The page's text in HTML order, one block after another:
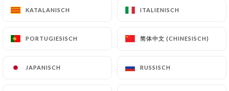
KATALANISCH ITALIENISCH
PORTUGIESISCH 简体中文 (CHINESISCH)
JAPANISCH RUSSISCH
KATALANISCH ITALIENISCH
PORTUGIESISCH 简体中文 (CHINESISCH)
JAPANISCH RUSSISCH